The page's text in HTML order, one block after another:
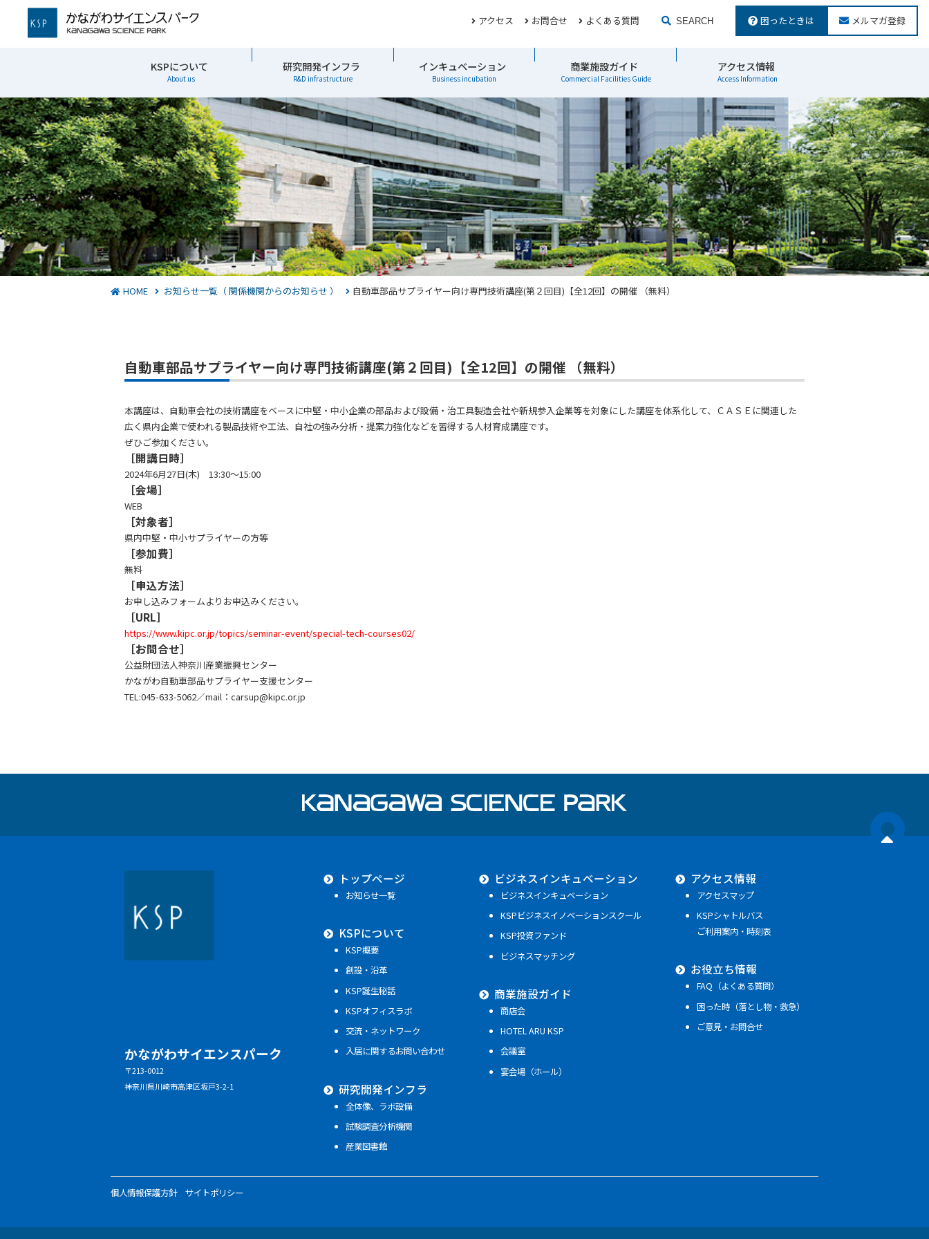
アクセス お問合せ よくある質問 SEARCH 困ったときは メルマガ登録
KSPについて
About us
研究開発インフラ
R&D infrastructure
インキュベーション
Business incubation
商業施設ガイド
Commercial Facilities Guide
アクセス情報
Access Information
HOME お知らせ一覧（ 関係機関からのお知らせ ） 自動車部品サプライヤー向け専門技術講座(第２回目)【全12回】の開催 （無料）
自動車部品サプライヤー向け専門技術講座(第２回目)【全12回】の開催 （無料）
本講座は、自動車会社の技術講座をベースに中堅・中小企業の部品および設備・治工具製造会社や新規参入企業等を対象にした講座を体系化して、ＣＡＳＥに関連した
広く県内企業で使われる製品技術や工法、自社の強み分析・提案力強化などを習得する人材育成講座です。
ぜひご参加ください。
［開講日時］
2024年6月27日(木) 13:30～15:00
［会場］
WEB
［対象者］
県内中堅・中小サプライヤーの方等
［参加費］
無料
［申込方法］
お申し込みフォームよりお申込みください。
［URL］
https://www.kipc.or.jp/topics/seminar-event/special-tech-courses02/
［お問合せ］
公益財団法人神奈川産業振興センター
かながわ自動車部品サプライヤー支援センター
TEL:045-633-5062／mail：carsup@kipc.or.jp
かながわサイエンスパーク
〒213-0012
神奈川県川崎市高津区坂戸3-2-1
トップページ
お知らせ一覧
KSPについて
KSP概要
創設・沿革
KSP誕生秘話
KSPオフィスラボ
交流・ネットワーク
入居に関するお問い合わせ
研究開発インフラ
全体像、ラボ設備
試験調査分析機関
産業図書館
ビジネスインキュベーション
ビジネスインキュベーション
KSPビジネスイノベーションスクール
KSP投資ファンド
ビジネスマッチング
商業施設ガイド
商店会
HOTEL ARU KSP
会議室
宴会場（ホール）
アクセス情報
アクセスマップ
KSPシャトルバス
ご利用案内・時刻表
お役立ち情報
FAQ（よくある質問）
困った時（落とし物・救急）
ご意見・お問合せ
個人情報保護方針 サイトポリシー